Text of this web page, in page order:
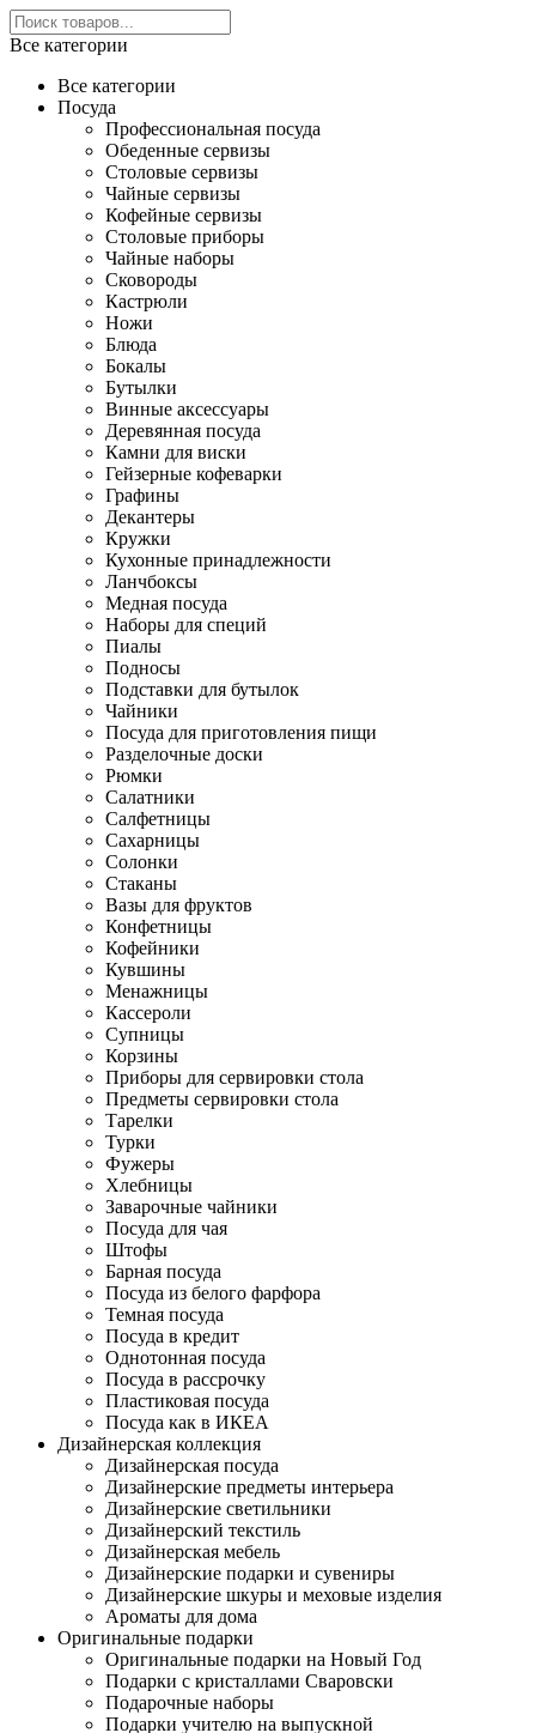
Все категории
Все категории
Посуда
Профессиональная посуда
Обеденные сервизы
Столовые сервизы
Чайные сервизы
Кофейные сервизы
Столовые приборы
Чайные наборы
Сковороды
Кастрюли
Ножи
Блюда
Бокалы
Бутылки
Винные аксессуары
Деревянная посуда
Камни для виски
Гейзерные кофеварки
Графины
Декантеры
Кружки
Кухонные принадлежности
Ланчбоксы
Медная посуда
Наборы для специй
Пиалы
Подносы
Подставки для бутылок
Чайники
Посуда для приготовления пищи
Разделочные доски
Рюмки
Салатники
Салфетницы
Сахарницы
Солонки
Стаканы
Вазы для фруктов
Конфетницы
Кофейники
Кувшины
Менажницы
Кассероли
Супницы
Корзины
Приборы для сервировки стола
Предметы сервировки стола
Тарелки
Турки
Фужеры
Хлебницы
Заварочные чайники
Посуда для чая
Штофы
Барная посуда
Посуда из белого фарфора
Темная посуда
Посуда в кредит
Однотонная посуда
Посуда в рассрочку
Пластиковая посуда
Посуда как в ИКЕА
Дизайнерская коллекция
Дизайнерская посуда
Дизайнерские предметы интерьера
Дизайнерские светильники
Дизайнерский текстиль
Дизайнерская мебель
Дизайнерские подарки и сувениры
Дизайнерские шкуры и меховые изделия
Ароматы для дома
Оригинальные подарки
Оригинальные подарки на Новый Год
Подарки с кристаллами Сваровски
Подарочные наборы
Подарки учителю на выпускной